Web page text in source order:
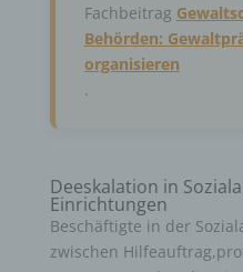
Fachbeitrag
Behörden:
organisieren
.
Deeskalation in
Einrichtungen
Beschäftigte in der
zwischen